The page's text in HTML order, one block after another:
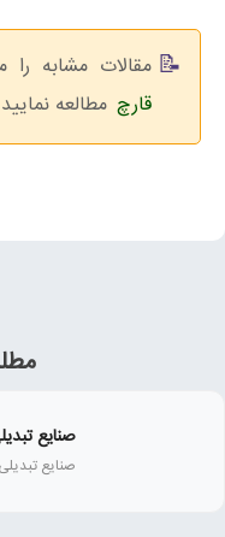
مقالات مشابه
قارچ مطالعه
صنایع
صنایع